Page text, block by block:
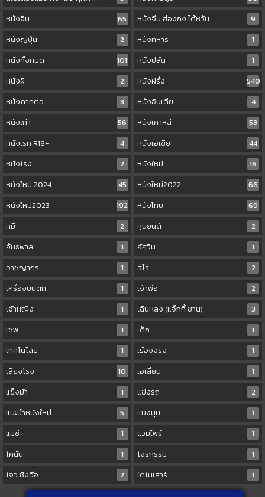
หนังจีน
65 หนังจีน ฮ่องกง ไต้หวัน
9
หนังญี่ปุ่น
2 หนังทหาร
1
หนังทั้งหมด
101 หนังปล้น
1
หนังผี
2 หนังฝรั่ง
540
หนังภาคต่อ
3 หนังอินเดีย
4
หนังเก่า
56 หนังเกาหลี
53
หนังเรท R18+
4 หนังเอเชีย
44
หนังโรง
2 หนังใหม่
16
หนังใหม่ 2024
45 หนังใหม่2022
66
หนังใหม่2023
192 หนังไทย
69
หมี
2 หุ่นยนต์
2
อันธพาล
1 อัศวิน
1
อาชญากร
1 ฮีโร่
2
เครื่องบินตก
1 เจ้าพ่อ
2
เจ้าหญิง
1 เฉินหลง (แจ๊กกี้ ชาน)
3
เชฟ
1 เด็ก
1
เทคโนโลยี
1 เรื่องจริง
1
เสียงโรง
10 เอเลี่ยน
1
แข็งม้า
1 แข่งรถ
2
แนะนำหนังใหม่
5 แมงมุม
1
แม่ชี
1 แวมไพร์
1
โคนัน
1 โจรกรรม
1
โจว ซิงฉือ
2 ไดโนเสาร์ 1